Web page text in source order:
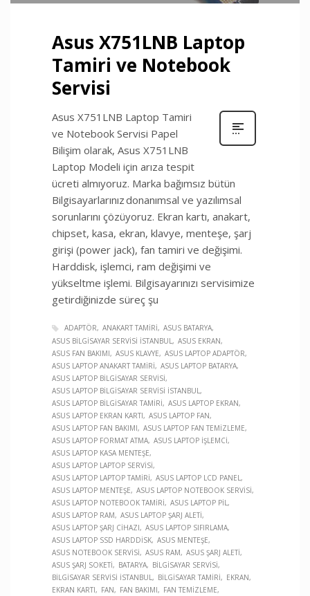
Asus X751LNB Laptop
Tamiri ve Notebook
Servisi
Asus X751LNB Laptop Tamiri
ve Notebook Servisi Papel
Bilişim olarak, Asus X751LNB
Laptop Modeli için arıza tespit
ücreti almıyoruz. Marka bağımsız bütün
Bilgisayarlarınız donanımsal ve yazılımsal
sorunlarını çözüyoruz. Ekran kartı, anakart,
chipset, kasa, ekran, klavye, menteşe, şarj
girişi (power jack), fan tamiri ve değişimi.
Harddisk, işlemci, ram değişimi ve
yükseltme işlemi. Bilgisayarınızı servisimize
getirdiğinizde süreç şu
ADAPTÖR ANAKART TAMIRI
ASUS BATARYA
ASUS BILGISAYAR SERVISI İSTANBUL ASUS EKRAN
ASUS FAN BAKIMI
ASUS KLAVYE
ASUS LAPTOP ADAPTÖR
ASUS LAPTOP ANAKART TAMIRI
ASUS LAPTOP BATARYA
ASUS LAPTOP BILGISAYAR SERVISI
ASUS LAPTOP BILGISAYAR SERVISI İSTANBUL
ASUS LAPTOP BILGISAYAR TAMIRI
ASUS LAPTOP EKRAN
ASUS LAPTOP EKRAN KARTI
ASUS LAPTOP FAN
ASUS LAPTOP FAN BAKIMI
ASUS LAPTOP FAN TEMIZLEME
ASUS LAPTOP FORMAT ATMA ASUS LAPTOP İŞLEMCI
ASUS LAPTOP KASA MENTEŞE
ASUS LAPTOP LAPTOP SERVISI
ASUS LAPTOP LAPTOP TAMIRI
ASUS LAPTOP LCD PANEL
ASUS LAPTOP MENTEŞE
ASUS LAPTOP NOTEBOOK SERVISI
ASUS LAPTOP NOTEBOOK TAMIRI
ASUS LAPTOP PIL
ASUS LAPTOP RAM
ASUS LAPTOP ŞARJ ALETI
ASUS LAPTOP ŞARJ CIHAZI
ASUS LAPTOP SIFIRLAMA
ASUS LAPTOP SSD HARDDISK ASUS MENTEŞE
ASUS NOTEBOOK SERVISI
ASUS RAM
ASUS ŞARJ ALETI
ASUS ŞARJ SOKETI
BATARYA
BILGISAYAR SERVISI
BILGISAYAR SERVISI İSTANBUL
BILGISAYAR TAMIRI
EKRAN
EKRAN KARTI
FAN FAN BAKIMI
FAN TEMIZLEME